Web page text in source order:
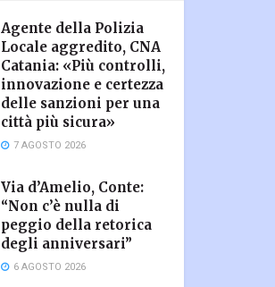
Agente della Polizia
Locale aggredito, CNA
Catania: «Più controlli,
innovazione e certezza
delle sanzioni per una
città più sicura»
7 AGOSTO 2026
Via d’Amelio, Conte:
“Non c’è nulla di
peggio della retorica
degli anniversari”
6 AGOSTO 2026